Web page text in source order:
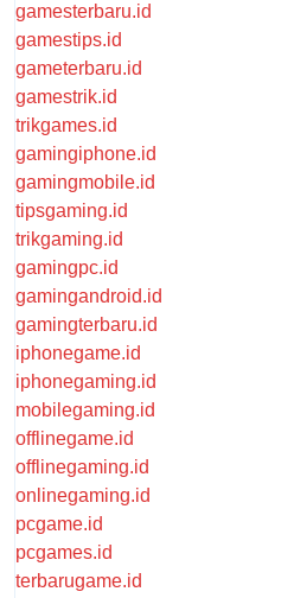
gamesterbaru.id
gamestips.id
gameterbaru.id
gamestrik.id
trikgames.id
gamingiphone.id
gamingmobile.id
tipsgaming.id
trikgaming.id
gamingpc.id
gamingandroid.id
gamingterbaru.id
iphonegame.id
iphonegaming.id
mobilegaming.id
offlinegame.id
offlinegaming.id
onlinegaming.id
pcgame.id
pcgames.id
terbarugame.id